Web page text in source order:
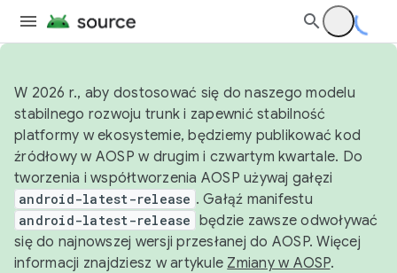
W 2026 r., aby dostosować się do naszego modelu
stabilnego rozwoju trunk i zapewnić stabilność
platformy w ekosystemie, będziemy publikować kod
źródłowy w AOSP w drugim i czwartym kwartale. Do
tworzenia i współtworzenia AOSP używaj gałęzi
android-latest-release . Gałąź manifestu
android-latest-release będzie zawsze odwoływać
się do najnowszej wersji przesłanej do AOSP. Więcej
informacji znajdziesz w artykule Zmiany w AOSP.